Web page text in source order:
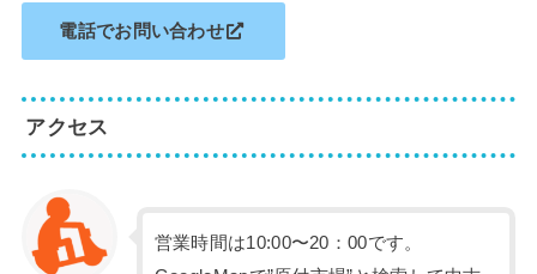
電話でお問い合わせ
アクセス
営業時間は10:00〜20：00です。